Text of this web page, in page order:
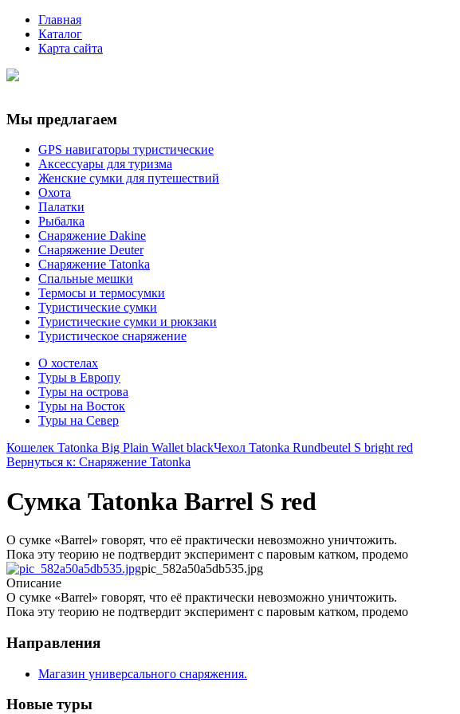
Главная
Каталог
Карта сайта
Мы предлагаем
GPS навигаторы туристические
Аксессуары для туризма
Женские сумки для путешествий
Охота
Палатки
Рыбалка
Снаряжение Dakine
Снаряжение Deuter
Снаряжение Tatonka
Спальные мешки
Термосы и термосумки
Туристические сумки
Туристические сумки и рюкзаки
Туристическое снаряжение
О хостелах
Туры в Европу
Туры на острова
Туры на Восток
Туры на Север
Кошелек Tatonka Big Plain Wallet blackЧехол Tatonka Rundbeutel S bright red
Вернуться к: Снаряжение Tatonka
Сумка Tatonka Barrel S red
О сумке «Barrel» говорят, что её практически невозможно уничтожить.
Пока эту теорию не подтвердит эксперимент с паровым катком, продемо
pic_582a50a5db535.jpg
Описание
О сумке «Barrel» говорят, что её практически невозможно уничтожить.
Пока эту теорию не подтвердит эксперимент с паровым катком, продемо
Направления
Магазин универсального снаряжения.
Новые туры